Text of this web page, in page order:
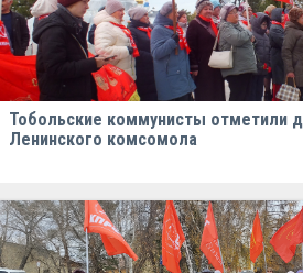
Тобольские коммунисты отметили
Ленинского комсомола